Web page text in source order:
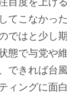
てこなかっ
ではと少し
態で与党や
できれば台
ィングに面